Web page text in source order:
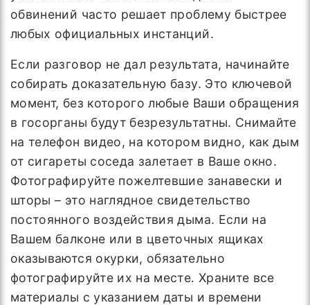
обвинений часто решает проблему быстрее
любых официальных инстанций.
Если разговор не дал результата, начинайте
собирать доказательную базу. Это ключевой
момент, без которого любые Ваши обращения
в госорганы будут безрезультатны. Снимайте
на телефон видео, на котором видно, как дым
от сигареты соседа залетает в Ваше окно.
Фотографируйте пожелтевшие занавески и
шторы – это наглядное свидетельство
постоянного воздействия дыма. Если на
Вашем балконе или в цветочных ящиках
оказываются окурки, обязательно
фотографируйте их на месте. Храните все
материалы с указанием даты и времени